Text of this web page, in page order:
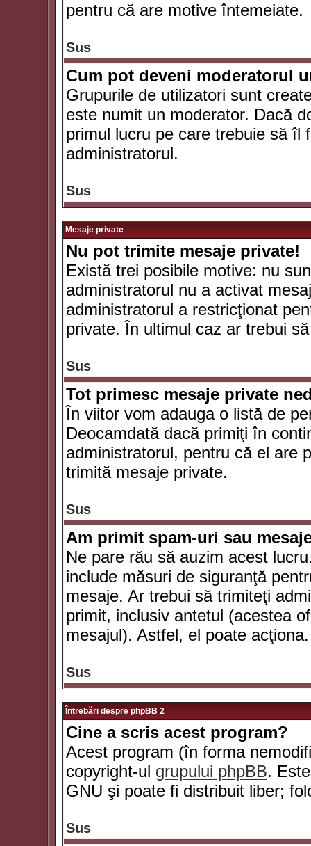
pentru că are motive întemeiate.
Sus
Cum pot deveni moderatorul
Grupurile de utilizatori sunt
este numit un moderator. Dacă
primul lucru pe care trebuie să îl
administratorul.
Sus
Mesaje private
Nu pot trimite mesaje private!
Există trei posibile motive: nu
administratorul nu a activat
administratorul a restricţionat
private. În ultimul caz ar trebui
Sus
Tot primesc mesaje private
În viitor vom adauga o listă de
Deocamdată dacă primiţi în
administratorul, pentru că el are
trimită mesaje private.
Sus
Am primit spam-uri sau
Ne pare rău să auzim acest
include măsuri de siguranţă
mesaje. Ar trebui să trimiteţi
primit, inclusiv antetul (acestea
mesajul). Astfel, el poate acţiona.
Sus
Întrebări despre phpBB 2
Cine a scris acest program?
Acest program (în forma
copyright-ul grupului phpBB.
GNU şi poate fi distribuit liber;
Sus